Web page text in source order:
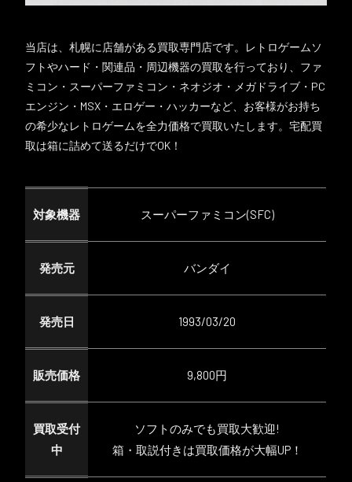
当店は、札幌に店舗がある買取専門店です。レトロゲームソ
フトやハード・関連品・周辺機器の買取を行っており、ファ
ミコン・スーパーファミコン・ネオジオ・メガドライブ・PC
エンジン・MSX・エロゲー・ハッカーなど、お客様がお持ち
の希少なレトロゲームを全力価格で買取いたします。宅配買
取は箱に詰めて送るだけでOK！
対象機器 スーパーファミコン(SFC)
発売元 バンダイ
発売日 1993/03/20
販売価格 9,800円
買取受付
中
ソフトのみでも買取大歓迎!
箱・取説付きは買取価格が大幅UP！